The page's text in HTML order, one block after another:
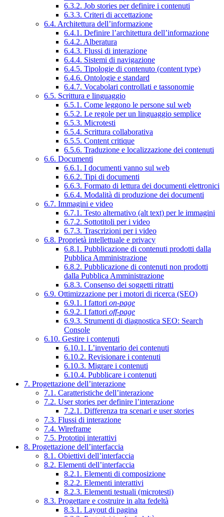
6.3.2. Job stories per definire i contenuti
6.3.3. Criteri di accettazione
6.4. Architettura dell’informazione
6.4.1. Definire l’architettura dell’informazione
6.4.2. Alberatura
6.4.3. Flussi di interazione
6.4.4. Sistemi di navigazione
6.4.5. Tipologie di contenuto (content type)
6.4.6. Ontologie e standard
6.4.7. Vocabolari controllati e tassonomie
6.5. Scrittura e linguaggio
6.5.1. Come leggono le persone sul web
6.5.2. Le regole per un linguaggio semplice
6.5.3. Microtesti
6.5.4. Scrittura collaborativa
6.5.5. Content critique
6.5.6. Traduzione e localizzazione dei contenuti
6.6. Documenti
6.6.1. I documenti vanno sul web
6.6.2. Tipi di documenti
6.6.3. Formato di lettura dei documenti elettronici
6.6.4. Modalità di produzione dei documenti
6.7. Immagini e video
6.7.1. Testo alternativo (alt text) per le immagini
6.7.2. Sottotitoli per i video
6.7.3. Trascrizioni per i video
6.8. Proprietà intellettuale e privacy
6.8.1. Pubblicazione di contenuti prodotti dalla
Pubblica Amministrazione
6.8.2. Pubblicazione di contenuti non prodotti
dalla Pubblica Amministrazione
6.8.3. Consenso dei soggetti ritratti
6.9. Ottimizzazione per i motori di ricerca (SEO)
6.9.1. I fattori on-page
6.9.2. I fattori off-page
6.9.3. Strumenti di diagnostica SEO: Search
Console
6.10. Gestire i contenuti
6.10.1. L’inventario dei contenuti
6.10.2. Revisionare i contenuti
6.10.3. Migrare i contenuti
6.10.4. Pubblicare i contenuti
7. Progettazione dell’interazione
7.1. Caratteristiche dell’interazione
7.2. User stories per definire l’interazione
7.2.1. Differenza tra scenari e user stories
7.3. Flussi di interazione
7.4. Wireframe
7.5. Prototipi interattivi
8. Progettazione dell’interfaccia
8.1. Obiettivi dell’interfaccia
8.2. Elementi dell’interfaccia
8.2.1. Elementi di composizione
8.2.2. Elementi interattivi
8.2.3. Elementi testuali (microtesti)
8.3. Progettare e costruire in alta fedeltà
8.3.1. Layout di pagina